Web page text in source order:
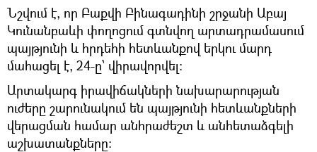
Նշվում է, որ Բաքվի Բինագադինի շրջանի Աբայ
Կունանբաևի փողոցում գտնվող արտադրամասում
պայթյունի և հրդեհի հետևանքով երկու մարդ
մահացել է, 24-ը՝ վիրավորվել։
Արտակարգ իրավիճակների նախարարության
ուժերը շարունակում են պայթյունի հետևանքների
վերացման համար անհրաժեշտ և անհետաձգելի
աշխատանքները: